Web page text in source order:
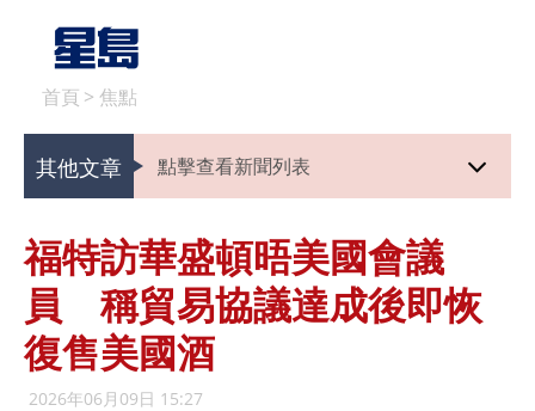
首頁 > 焦點
其他文章 點擊查看新聞列表
福特訪華盛頓晤美國會議
員 稱貿易協議達成後即恢
復售美國酒
2026年06月09日 15:27